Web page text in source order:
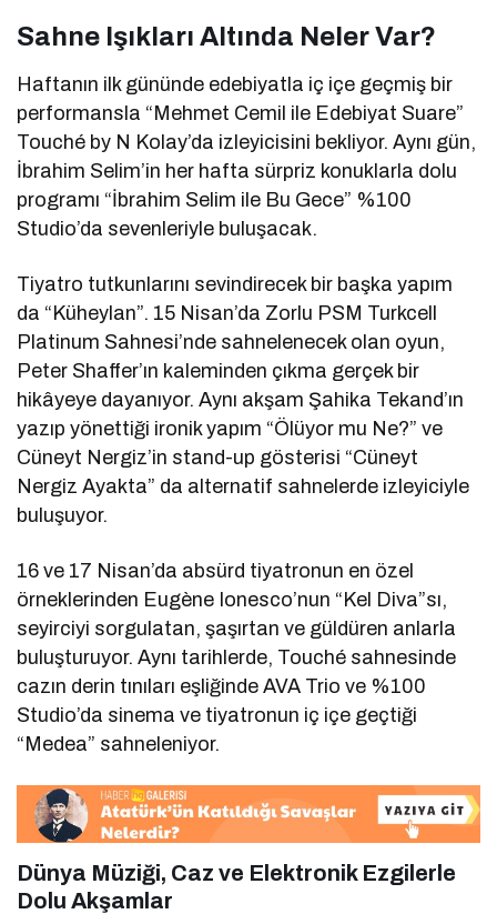
Sahne Işıkları Altında Neler Var?
Haftanın ilk gününde edebiyatla iç içe geçmiş bir
performansla “Mehmet Cemil ile Edebiyat Suare”
Touché by N Kolay’da izleyicisini bekliyor. Aynı gün,
İbrahim Selim’in her hafta sürpriz konuklarla dolu
programı “İbrahim Selim ile Bu Gece” %100
Studio’da sevenleriyle buluşacak.
Tiyatro tutkunlarını sevindirecek bir başka yapım
da “Küheylan”. 15 Nisan’da Zorlu PSM Turkcell
Platinum Sahnesi’nde sahnelenecek olan oyun,
Peter Shaffer’ın kaleminden çıkma gerçek bir
hikâyeye dayanıyor. Aynı akşam Şahika Tekand’ın
yazıp yönettiği ironik yapım “Ölüyor mu Ne?” ve
Cüneyt Nergiz’in stand-up gösterisi “Cüneyt
Nergiz Ayakta” da alternatif sahnelerde izleyiciyle
buluşuyor.
16 ve 17 Nisan’da absürd tiyatronun en özel
örneklerinden Eugène Ionesco’nun “Kel Diva”sı,
seyirciyi sorgulatan, şaşırtan ve güldüren anlarla
buluşturuyor. Aynı tarihlerde, Touché sahnesinde
cazın derin tınıları eşliğinde AVA Trio ve %100
Studio’da sinema ve tiyatronun iç içe geçtiği
“Medea” sahneleniyor.
Dünya Müziği, Caz ve Elektronik Ezgilerle
Dolu Akşamlar